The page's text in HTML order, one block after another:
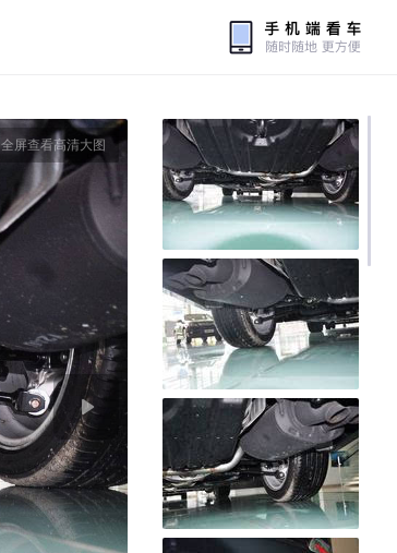
全屏查看高清大图